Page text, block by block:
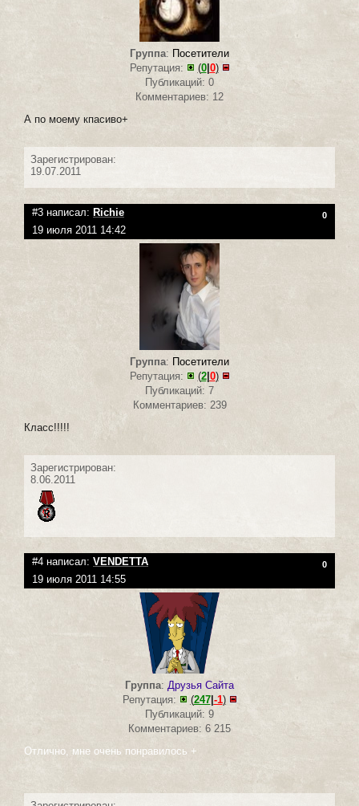
Группа: Посетители
Репутация:
(0| 0)
Публикаций: 0
Комментариев: 12
А по моему кпасиво+
Зарегистрирован:
19.07.2011
#3 написал: Richie 0
19 июля 2011 14:42
Группа: Посетители
Репутация:
(2| 0)
Публикаций: 7
Комментариев: 239
Класс!!!!!
Зарегистрирован:
8.06.2011
#4 написал: VENDETTA 0
19 июля 2011 14:55
Группа: Друзья Сайта
Репутация:
(247| -1)
Публикаций: 9
Комментариев: 6 215
Отлично, мне очень понравилось +